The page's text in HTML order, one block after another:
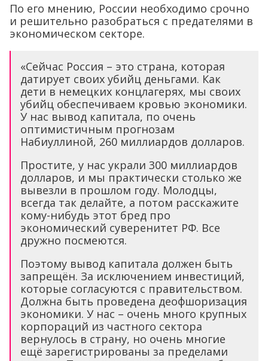
По его мнению, России необходимо срочно
и решительно разобраться с предателями в
экономическом секторе.
«Сейчас Россия – это страна, которая
датирует своих убийц деньгами. Как
дети в немецких концлагерях, мы своих
убийц обеспечиваем кровью экономики.
У нас вывод капитала, по очень
оптимистичным прогнозам
Набиуллиной, 260 миллиардов долларов.
Простите, у нас украли 300 миллиардов
долларов, и мы практически столько же
вывезли в прошлом году. Молодцы,
всегда так делайте, а потом расскажите
кому-нибудь этот бред про
экономический суверенитет РФ. Все
дружно посмеются.
Поэтому вывод капитала должен быть
запрещён. За исключением инвестиций,
которые согласуются с правительством.
Должна быть проведена деофшоризация
экономики. У нас – очень много крупных
корпораций из частного сектора
вернулось в страну, но очень многие
ещё зарегистрированы за пределами